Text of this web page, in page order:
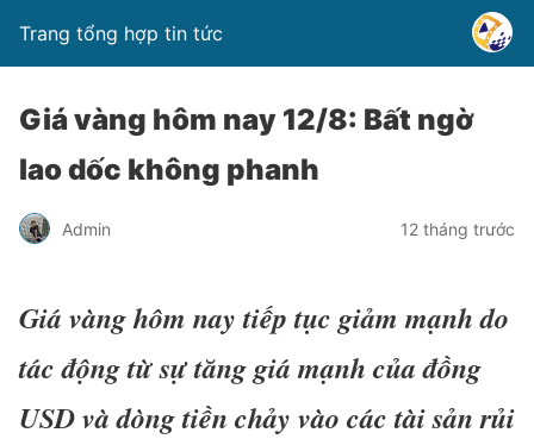
Trang tổng hợp tin tức
Giá vàng hôm nay 12/8: Bất ngờ
lao dốc không phanh
Admin 12 tháng trước
Giá vàng hôm nay tiếp tục giảm mạnh do
tác động từ sự tăng giá mạnh của đồng
USD và dòng tiền chảy vào các tài sản rủi